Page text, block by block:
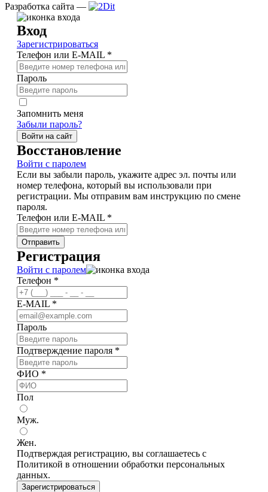
Разработка сайта —
Вход
Зарегистрироваться
Телефон или E-MAIL *
Пароль
Запомнить меня
Забыли пароль?
Войти на сайт
Восстановление
Войти с паролем
Если вы забыли пароль, укажите адрес эл. почты или
номер телефона, который вы использовали при
регистрации. Мы отправим вам инструкцию по смене
пароля.
Телефон или E-MAIL *
Отправить
Регистрация
Войти с паролем
Телефон *
E-MAIL *
Пароль
Подтверждение пароля *
ФИО *
Пол
Муж.
Жен.
Подтверждая регистрацию, вы соглашаетесь с
Политикой в отношении обработки персональных
данных.
Зарегистрироваться